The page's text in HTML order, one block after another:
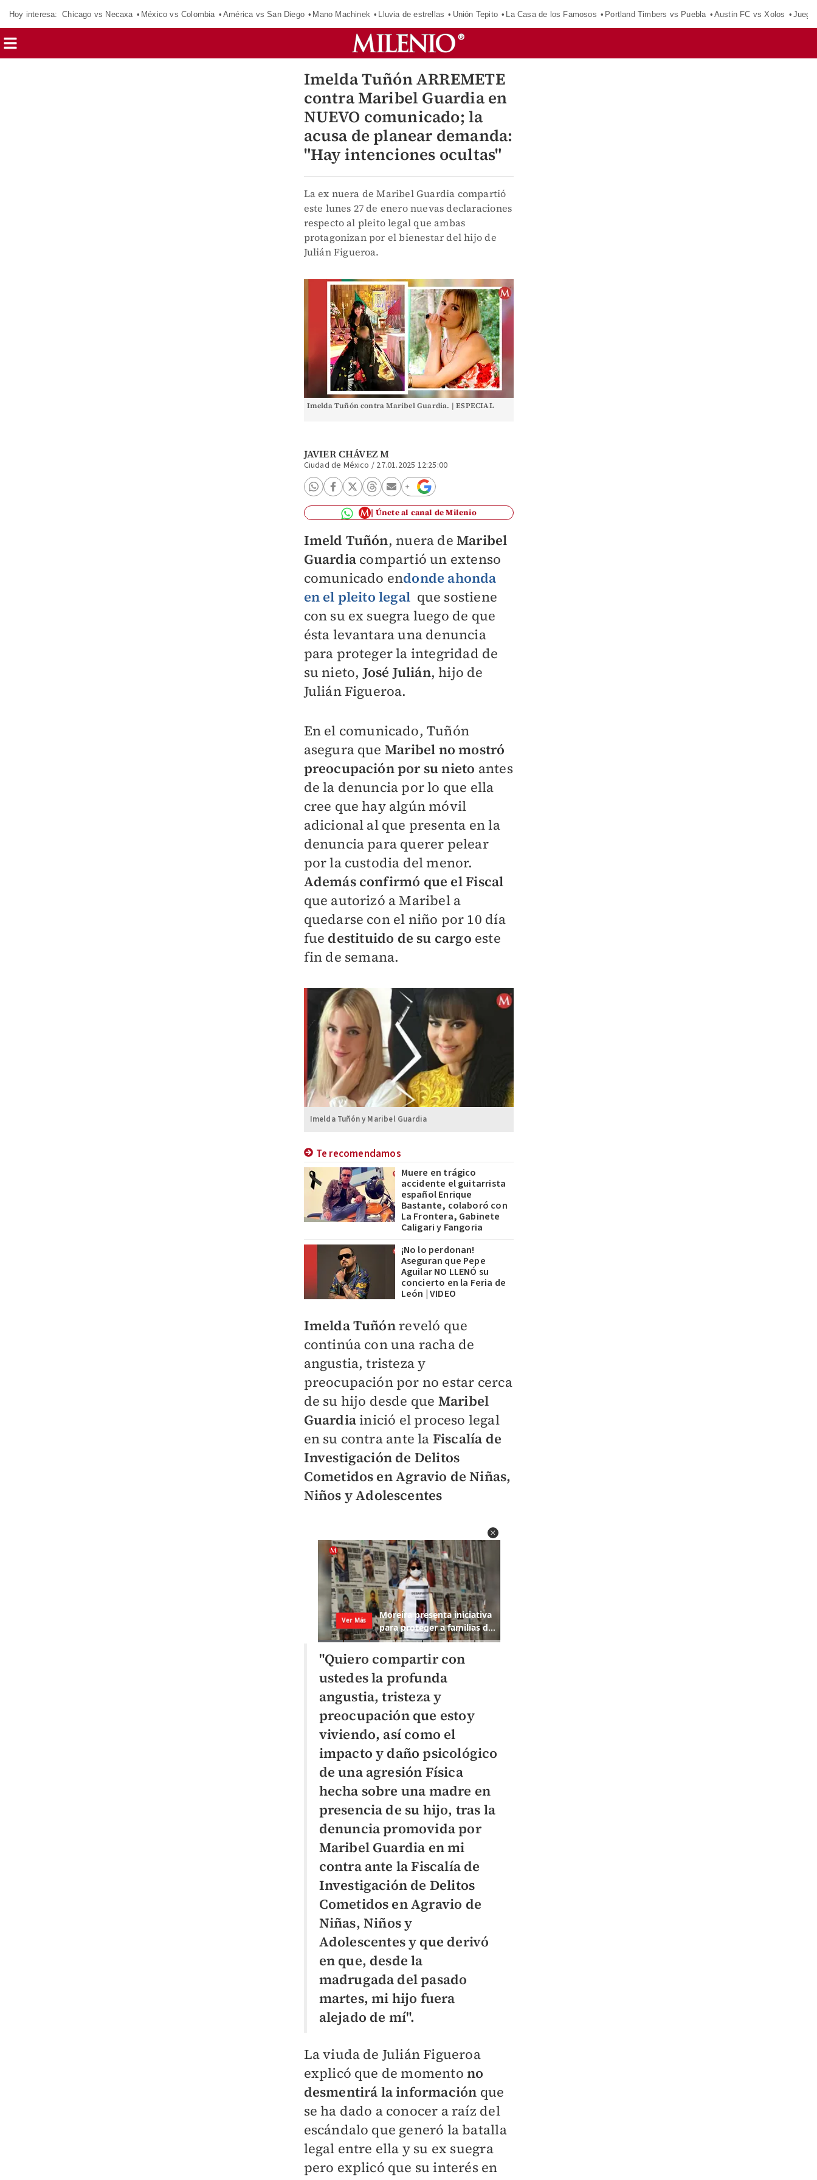
Hoy interesa: Chicago vs Necaxa México vs Colombia América vs San Diego Mano Machinek Lluvia de estrellas Unión Tepito La Casa de los Famosos Portland Timbers vs Puebla Austin FC vs Xolos
Imelda Tuñón ARREMETE
contra Maribel Guardia en
NUEVO comunicado; la
acusa de planear demanda:
"Hay intenciones ocultas"
La ex nuera de Maribel Guardia compartió
este lunes 27 de enero nuevas declaraciones
respecto al pleito legal que ambas
protagonizan por el bienestar del hijo de
Julián Figueroa.
Imelda Tuñón contra Maribel Guardia. | ESPECIAL
JAVIER CHÁVEZ M
Ciudad de México / 27.01.2025 12:25:00
Únete al canal de Milenio
Imeld Tuñón, nuera de Maribel
Guardiacompartió un extenso
comunicado endonde ahonda
en el pleito legal que sostiene
con su ex suegra luego de que
ésta levantara una denuncia
para proteger la integridad de
su nieto, José Julián, hijo de
Julián Figueroa.
En el comunicado, Tuñón
asegura que Maribel no mostró
preocupación por su nieto antes
de la denuncia por lo que ella
cree que hay algún móvil
adicional al que presenta en la
denuncia para querer pelear
por la custodia del menor.
Además confirmó que el Fiscal
que autorizó a Maribel a
quedarse con el niño por 10 día
fue destituido de su cargo este
fin de semana.
Imelda Tuñón y Maribel Guardia
Te recomendamos
Muere en trágico
accidente el guitarrista
español Enrique
Bastante, colaboró con
La Frontera, Gabinete
Caligari y Fangoria
¡No lo perdonan!
Aseguran que Pepe
Aguilar NO LLENÓ su
concierto en la Feria de
León | VIDEO
​Imelda Tuñónreveló que
continúa con una racha de
angustia, tristeza y
preocupación por no estar cerca
de su hijo desde que Maribel
Guardiainició el proceso legal
en su contra ante la Fiscalía de
Investigación de Delitos
Cometidos en Agravio de Niñas,
Niños y Adolescentes
"Quiero compartir con
ustedes la profunda
angustia, tristeza y
preocupación que estoy
viviendo, así como el
impacto y daño psicológico
de una agresión Física
hecha sobre una madre en
presencia de su hijo, tras la
denuncia promovida por
Maribel Guardia en mi
contra ante la Fiscalía de
Investigación de Delitos
Cometidos en Agravio de
Niñas, Niños y
Adolescentes y que derivó
en que, desde la
madrugada del pasado
martes, mi hijo fuera
alejado de mí".
La viuda de Julián Figueroa
explicó que de momentono
desmentirá la información que
se ha dado a conocer a raíz del
escándalo que generó la batalla
legal entre ella y su ex suegra
pero explicó que su interés en